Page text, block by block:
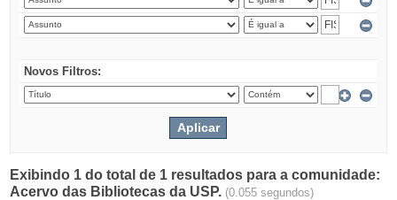
Novos Filtros:
Exibindo 1 do total de 1 resultados para a comunidade:
Acervo das Bibliotecas da USP. (0.055 segundos)